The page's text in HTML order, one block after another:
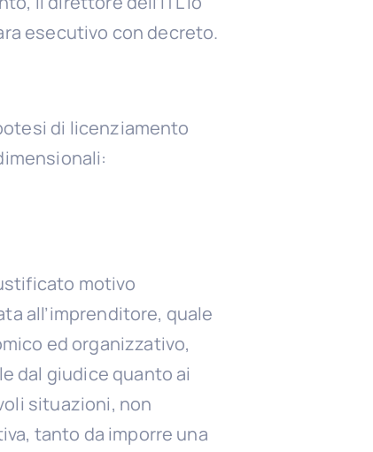
esecutivo con decreto.
di licenziamento
motivo
all’imprenditore, quale
ed organizzativo,
dal giudice quanto ai
situazioni, non
tanto da imporre una